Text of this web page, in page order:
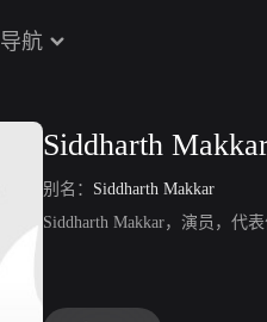
导航
Siddharth
别名： Siddharth Makkar
Siddharth Makkar，演员，代